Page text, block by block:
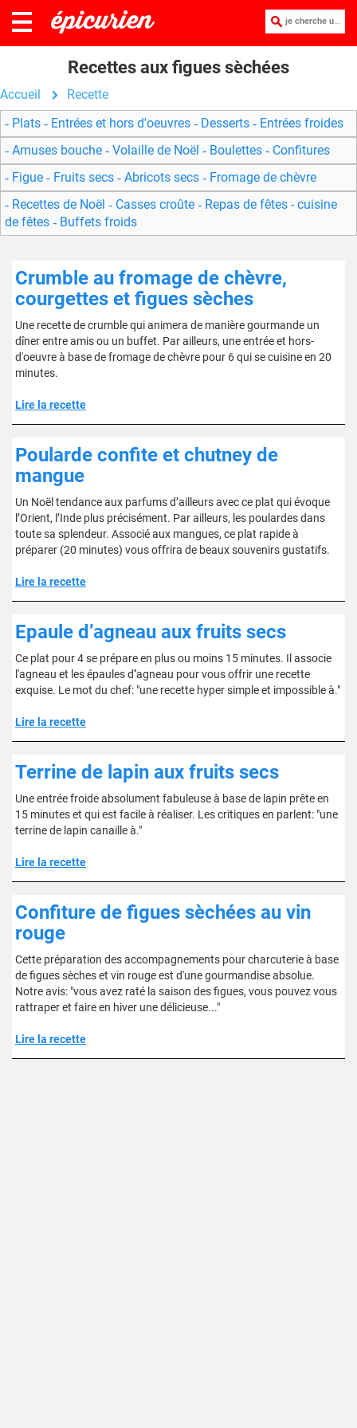
je cherche une recette :
Recettes aux figues sèchées
Accueil
Recette
Plats
Entrées et hors d'oeuvres Desserts
Entrées froides
Amuses bouche
Volaille de Noël Boulettes
Confitures
Figue
Fruits secs Abricots secs
Fromage de chèvre
Recettes de Noël
Casses croûte
Repas de fêtes - cuisine
de fêtes
Buffets froids
Crumble au fromage de chèvre,
courgettes et figues sèches
Une recette de crumble qui animera de manière gourmande un
dîner entre amis ou un buffet. Par ailleurs, une entrée et hors-
d'oeuvre à base de fromage de chèvre pour 6 qui se cuisine en 20
minutes.
Lire la recette
Poularde confite et chutney de
mangue
Un Noël tendance aux parfums d’ailleurs avec ce plat qui évoque
l’Orient, l’Inde plus précisément. Par ailleurs, les poulardes dans
toute sa splendeur. Associé aux mangues, ce plat rapide à
préparer (20 minutes) vous offrira de beaux souvenirs gustatifs.
Lire la recette
Epaule d’agneau aux fruits secs
Ce plat pour 4 se prépare en plus ou moins 15 minutes. Il associe
l'agneau et les épaules d''agneau pour vous offrir une recette
exquise. Le mot du chef: "une recette hyper simple et impossible à."
Lire la recette
Terrine de lapin aux fruits secs
Une entrée froide absolument fabuleuse à base de lapin prête en
15 minutes et qui est facile à réaliser. Les critiques en parlent: "une
terrine de lapin canaille à."
Lire la recette
Confiture de figues sèchées au vin
rouge
Cette préparation des accompagnements pour charcuterie à base
de figues sèches et vin rouge est d'une gourmandise absolue.
Notre avis: "vous avez raté la saison des figues, vous pouvez vous
rattraper et faire en hiver une délicieuse..."
Lire la recette